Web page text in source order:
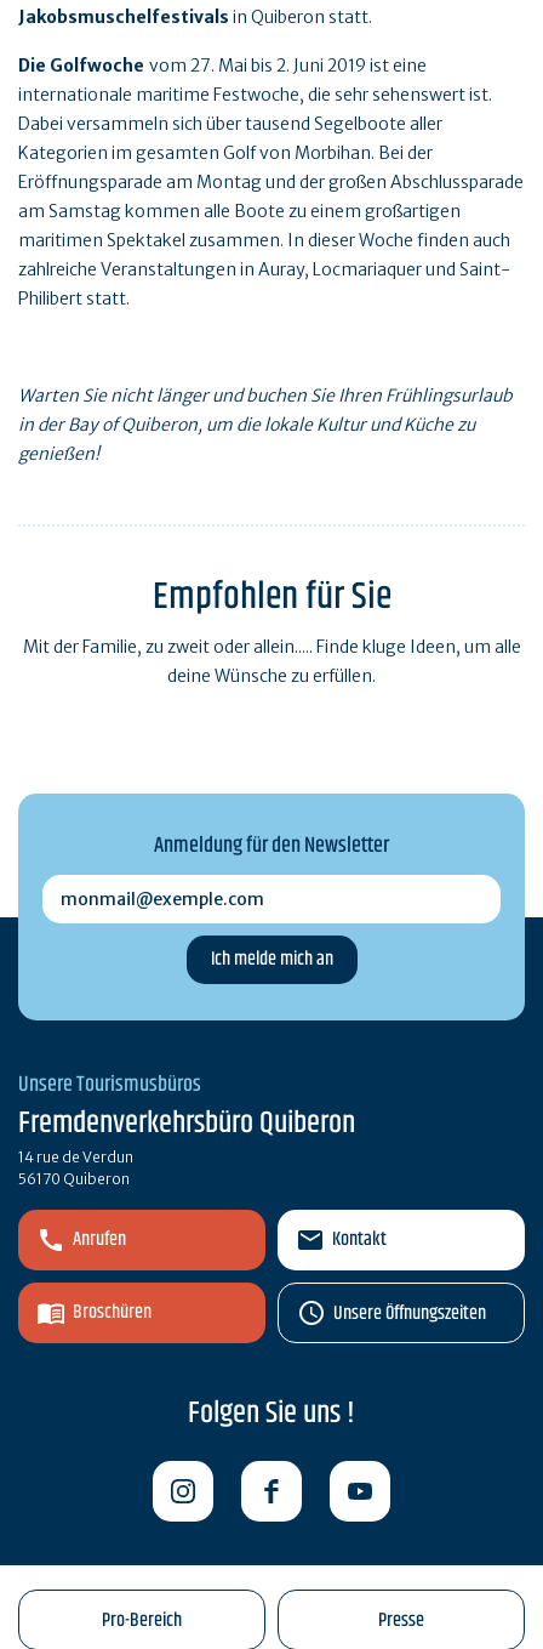
Jakobsmuschelfestivals in Quiberon statt.
Die Golfwoche vom 27. Mai bis 2. Juni 2019 ist eine
internationale maritime Festwoche, die sehr sehenswert ist.
Dabei versammeln sich über tausend Segelboote aller
Kategorien im gesamten Golf von Morbihan. Bei der
Eröffnungsparade am Montag und der großen Abschlussparade
am Samstag kommen alle Boote zu einem großartigen
maritimen Spektakel zusammen. In dieser Woche finden auch
zahlreiche Veranstaltungen in Auray, Locmariaquer und Saint-
Philibert statt.
Warten Sie nicht länger und buchen Sie Ihren Frühlingsurlaub
in der Bay of Quiberon, um die lokale Kultur und Küche zu
genießen!
Empfohlen für Sie
Mit der Familie, zu zweit oder allein..... Finde kluge Ideen, um alle
deine Wünsche zu erfüllen.
Anmeldung für den Newsletter
monmail@exemple.com
Unsere Tourismusbüros
Fremdenverkehrsbüro Quiberon
14 rue de Verdun
56170 Quiberon
Anrufen
Broschüren
Kontakt
Unsere Öffnungszeiten
Folgen Sie uns !
Pro-Bereich Presse